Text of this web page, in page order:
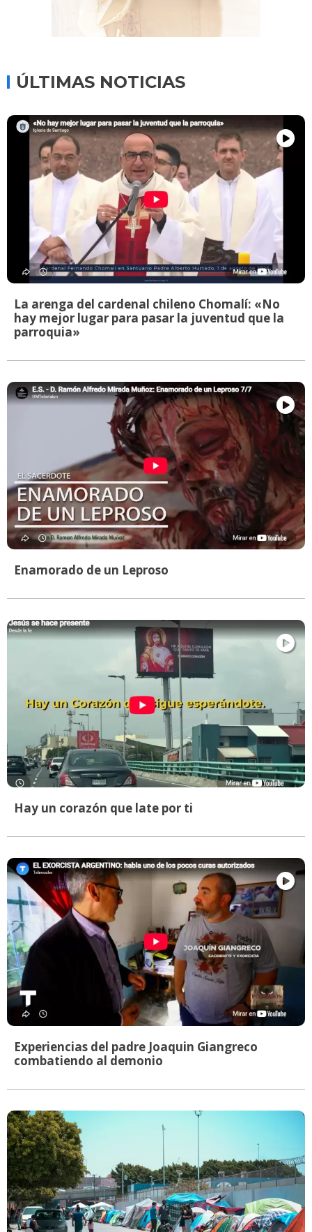
ÚLTIMAS NOTICIAS
La arenga del cardenal chileno Chomalí: «No
hay mejor lugar para pasar la juventud que la
parroquia»
Enamorado de un Leproso
Hay un corazón que late por ti
Experiencias del padre Joaquin Giangreco
combatiendo al demonio